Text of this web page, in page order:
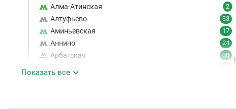
Алма-Атинская 2
Алтуфьево 33
Аминьевская 17
Аннино 24
Арбатская 30
Показать все